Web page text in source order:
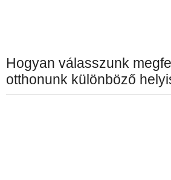
Hogyan válasszunk
otthonunk különböző